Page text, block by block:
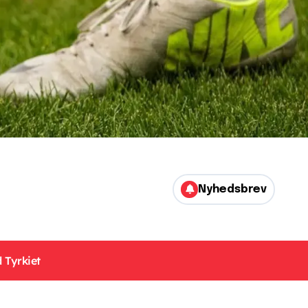
Nyhedsbrev
Tyrkiet